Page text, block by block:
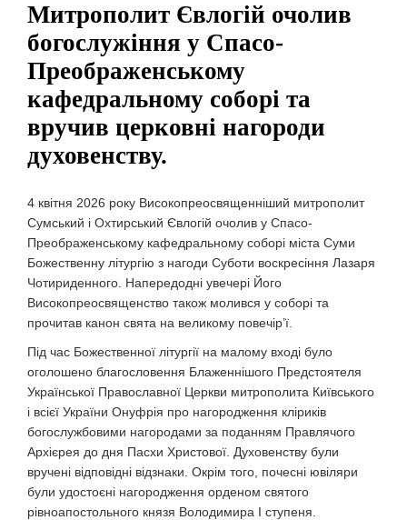
Митрополит Євлогій очолив
богослужіння у Спасо-
Преображенському
кафедральному соборі та
вручив церковні нагороди
духовенству.
4 квітня 2026 року Високопреосвященніший митрополит
Сумський і Охтирський Євлогій очолив у Спасо-
Преображенському кафедральному соборі міста Суми
Божественну літургію з нагоди Суботи воскресіння Лазаря
Чотириденного. Напередодні увечері Його
Високопреосвященство також молився у соборі та
прочитав канон свята на великому повечір’ї.
Під час Божественної літургії на малому вході було
оголошено благословення Блаженнішого Предстоятеля
Української Православної Церкви митрополита Київського
і всієї України Онуфрія про нагородження кліриків
богослужбовими нагородами за поданням Правлячого
Архієрея до дня Пасхи Христової. Духовенству були
вручені відповідні відзнаки. Окрім того, почесні ювіляри
були удостоєні нагородження орденом святого
рівноапостольного князя Володимира І ступеня.